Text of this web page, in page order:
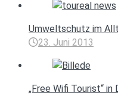
Umweltschutz im
23. Juni 2013
„Free Wifi Tourist“ in